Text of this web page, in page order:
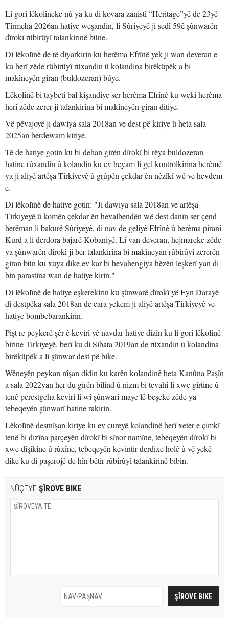
Li gorî lêkolîneke nû ya ku di kovara zanistî “Heritage”yê de 23yê
Tîrmeha 2026an hatiye weşandin, li Sûriyeyê ji sedî 59ê şûnwarên
dîrokî rûbirûyî talankirinê bûne.
Di lêkolînê de tê diyarkirin ku herêma Efrînê yek ji wan deveran e
ku herî zêde rûbirûyî rûxandin û kolandina birêkûpêk a bi
makîneyên giran (buldozeran) bûye.
Lêkolînê bi taybetî bal kişandiye ser herêma Efrînê ku wekî herêma
herî zêde zerer ji talankirina bi makîneyên giran ditiye.
Vê pêvajoyê ji dawiya sala 2018an ve dest pê kiriye û heta sala
2025an berdewam kiriye.
Tê de hatiye gotin ku bi dehan girên dîrokî bi rêya buldozeran
hatine rûxandin û kolandin ku ev heyam li gel kontrolkirina herêmê
ya ji aliyê artêşa Tirkiyeyê û grûpên çekdar ên nêzîkî wê ve hevdem
e.
Di lêkolînê de hatiye gotin: "Ji dawiya sala 2018an ve artêşa
Tirkiyeyê û komên çekdar ên hevalbendên wê dest danîn ser çend
herêman li bakurê Sûriyeyê, di nav de geliyê Efrînê û herêma piranî
Kurd a li derdora bajarê Kobaniyê. Li van deveran, hejmareke zêde
ya şûnwarên dîrokî ji ber talankirina bi makîneyan rûbirûyî zererên
giran bûn ku xuya dike ev kar bi hevahengiya hêzên leşkerî yan di
bin parastina wan de hatiye kirin."
Di lêkolînê de hatiye eşkerekirin ku şûnwarê dîrokî yê Eyn Darayê
di destpêka sala 2018an de cara yekem ji aliyê artêşa Tirkiyeyê ve
hatiye bombebarankirin.
Pişt re peykerê şêr ê kevirî yê navdar hatiye dizîn ku li gorî lêkolînê
birine Tirkiyeyê, berî ku di Sibata 2019an de rûxandin û kolandina
birêkûpêk a li şûnwar dest pê bike.
Wêneyên peykan nîşan didin ku karên kolandinê heta Kanûna Paşîn
a sala 2022yan her du girên bilind û nizm bi tevahî li xwe girtine û
tenê perestgeha kevirî li wî şûnwarî maye lê beşeke zêde ya
tebeqeyên şûnwarî hatine rakirin.
Lêkolînê destnîşan kiriye ku ev cureyê kolandinê herî xeter e çimkî
tenê bi dizîna parçeyên dîrokî bi sînor namîne, tebeqeyên dîrokî bi
xwe dişikîne û rûxîne, tebeqeyên kevintir derdixe holê û vê yekê
dike ku di paşerojê de hîn bêtir rûbirûyî talankirinê bibin.
NÛÇEYE ŞÎROVE BIKE